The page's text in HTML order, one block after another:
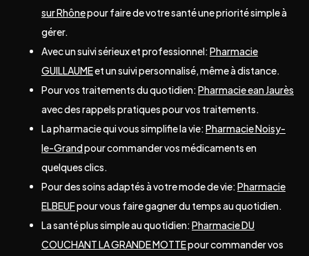
sur Rhônepour faire de votre santé une priorité simple à
gérer.
Avec un suivi sérieux et professionnel: Pharmacie
GUILLAUMEet un suivi personnalisé, même à distance.
Pour vos traitements du quotidien: Pharmacie ean Jaurès
avec des rappels pratiques pour vos traitements.
La pharmacie qui vous simplifie la vie: Pharmacie Noisy-
le-Grandpour commander vos médicaments en
quelques clics.
Pour des soins adaptés à votre mode de vie: Pharmacie
ELBEUFpour vous faire gagner du temps au quotidien.
La santé plus simple au quotidien: Pharmacie DU
COUCHANT LA GRANDE MOTTEpour commander vos